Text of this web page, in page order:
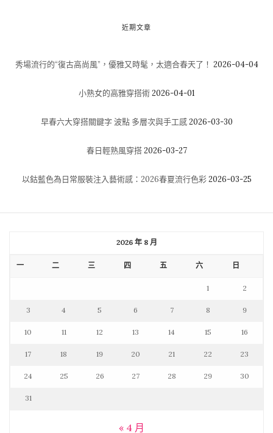
近期文章
秀場流行的“復古高尚風”，優雅又時髦，太適合春天了！ 2026-04-04
小熟女的高雅穿搭術 2026-04-01
早春六大穿搭關鍵字 波點 多層次與手工感 2026-03-30
春日輕熟風穿搭 2026-03-27
以鈷藍色為日常服裝注入藝術感：2026春夏流行色彩 2026-03-25
2026 年 8 月
一 二 三 四 五 六 日
1 2
3 4 5 6 7 8 9
10 11 12 13 14 15 16
17 18 19 20 21 22 23
24 25 26 27 28 29 30
31
« 4 月